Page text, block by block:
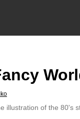
illustration of the 80's